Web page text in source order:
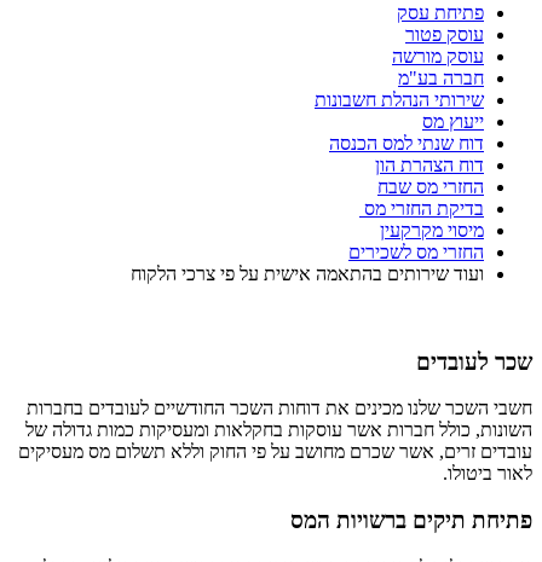
פתיחת עסק
עוסק פטור
עוסק מורשה
חברה בע"מ
שירותי הנהלת חשבונות
ייעוץ מס
דוח שנתי למס הכנסה
דוח הצהרת הון
החזרי מס שבח
בדיקת החזרי מס
מיסוי מקרקעין
החזרי מס לשכירים
ועוד שירותים בהתאמה אישית על פי צרכי הלקוח
שלנו מכינים את דוחות השכר החודשיים לעובדים בחברות
כולל חברות אשר עוסקות בחקלאות ומעסיקות כמות גדולה של
זרים, אשר שכרם מחושב על פי החוק וללא תשלום מס מעסיקים
תיקים ברשויות המס